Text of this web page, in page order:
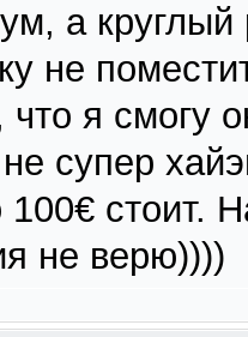
а
не
что я смогу
супер
100€ стоит.
не верю))))